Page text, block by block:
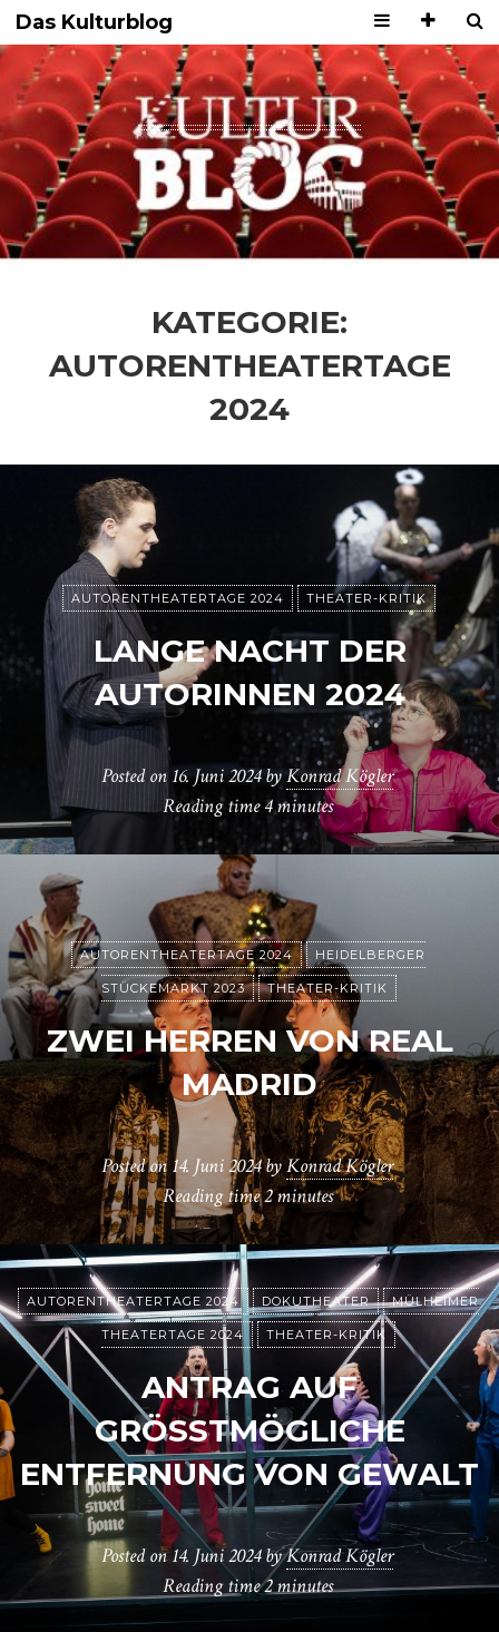
Das Kulturblog
KATEGORIE:
AUTORENTHEATERTAGE
2024
AUTORENTHEATERTAGE 2024 THEATER-KRITIK
LANGE NACHT DER
AUTORINNEN 2024
Posted on 16. Juni 2024byKonrad Kögler
Reading time4 minutes
AUTORENTHEATERTAGE 2024 HEIDELBERGER
STÜCKEMARKT 2023 THEATER-KRITIK
ZWEI HERREN VON REAL
MADRID
Posted on14. Juni 2024byKonrad Kögler
Reading time2 minutes
AUTORENTHEATERTAGE 2024 DOKUTHEATER MÜLHEIMER
THEATERTAGE 2024 THEATER-KRITIK
ANTRAG AUF
GRÖSSTMÖGLICHE E
NTFERNUNG VON GEWALT
Posted on14. Juni 2024 byKonrad Kögler
Reading time2 minutes